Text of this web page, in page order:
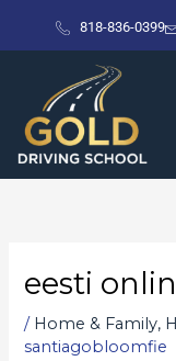
818-836-0399
eesti
/ Home & Family,
santiagobloomfie